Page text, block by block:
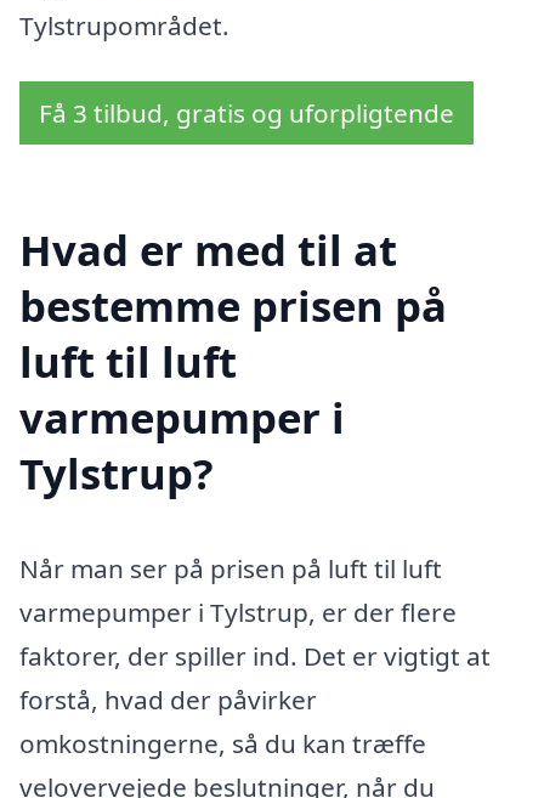
Tylstrupområdet.
Få 3 tilbud, gratis og uforpligtende
Hvad er med til at
bestemme prisen på
luft til luft
varmepumper i
Tylstrup?
Når man ser på prisen på luft til luft
varmepumper i Tylstrup, er der flere
faktorer, der spiller ind. Det er vigtigt at
forstå, hvad der påvirker
omkostningerne, så du kan træffe
velovervejede beslutninger, når du